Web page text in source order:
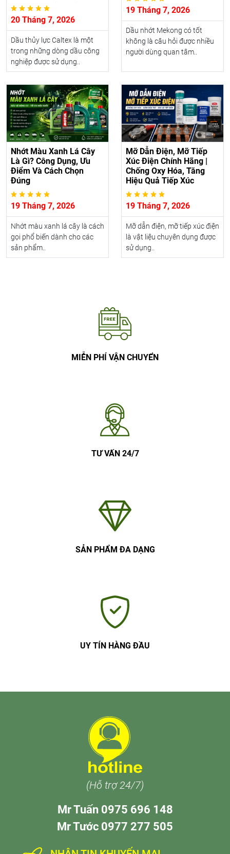
20 Tháng 7, 2026
Dầu thủy lực Caltex là một
trong những dòng dầu công
nghiệp được sử dụng..
19 Tháng 7, 2026
Dầu nhớt Mekong có tốt
không là câu hỏi được nhiều
người dùng quan tâm..
Nhớt Màu Xanh Lá Cây
Là Gì? Công Dụng, Ưu
Điểm Và Cách Chọn
Đúng
19 Tháng 7, 2026
Nhớt màu xanh lá cây là cách
gọi phổ biến dành cho các
sản phẩm..
Mỡ Dẫn Điện, Mỡ Tiếp
Xúc Điện Chính Hãng |
Chống Oxy Hóa, Tăng
Hiệu Quả Tiếp Xúc
19 Tháng 7, 2026
Mỡ dẫn điện, mỡ tiếp xúc điện
là vật liệu chuyên dụng được
sử dụng..
MIỄN PHÍ VẬN CHUYỂN
TƯ VẤN 24/7
SẢN PHẨM ĐA DẠNG
UY TÍN HÀNG ĐẦU
(Hỗ trợ 24/7)
Mr Tuấn 0975 696 148
Mr Tước 0977 277 505